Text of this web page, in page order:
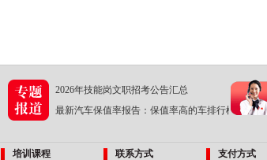
2026年技能岗文职招考公告汇总
最新汽车保值率报告：保值率高的车排行榜
培训课程
联系方式
支付方式